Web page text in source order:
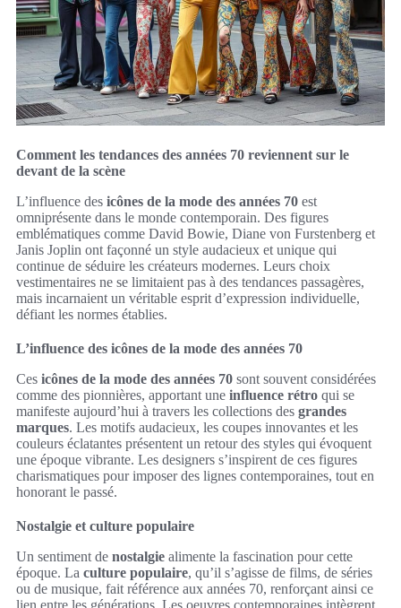
Comment les tendances des années 70 reviennent sur le
devant de la scène
L’influence des icônes de la mode des années 70 est
omniprésente dans le monde contemporain. Des figures
emblématiques comme David Bowie, Diane von Furstenberg et
Janis Joplin ont façonné un style audacieux et unique qui
continue de séduire les créateurs modernes. Leurs choix
vestimentaires ne se limitaient pas à des tendances passagères,
mais incarnaient un véritable esprit d’expression individuelle,
défiant les normes établies.
L’influence des icônes de la mode des années 70
Ces icônes de la mode des années 70 sont souvent considérées
comme des pionnières, apportant une influence rétro qui se
manifeste aujourd’hui à travers les collections des grandes
marques. Les motifs audacieux, les coupes innovantes et les
couleurs éclatantes présentent un retour des styles qui évoquent
une époque vibrante. Les designers s’inspirent de ces figures
charismatiques pour imposer des lignes contemporaines, tout en
honorant le passé.
Nostalgie et culture populaire
Un sentiment de nostalgie alimente la fascination pour cette
époque. La culture populaire, qu’il s’agisse de films, de séries
ou de musique, fait référence aux années 70, renforçant ainsi ce
lien entre les générations. Les oeuvres contemporaines intègrent